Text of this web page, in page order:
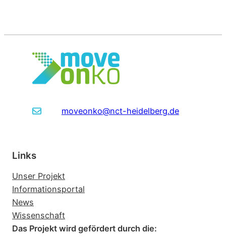
moveonko@nct-heidelberg.de
Links
Unser Projekt
Informationsportal
News
Wissenschaft
Das Projekt wird gefördert durch die: